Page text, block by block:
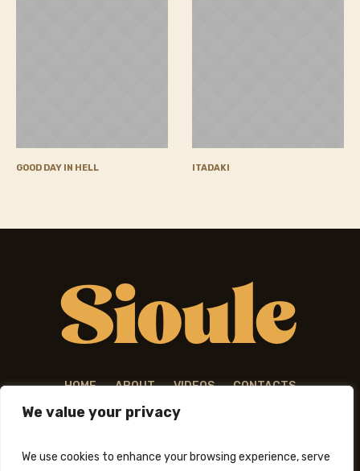
We value your privacy
We use cookies to enhance your browsing experience, serve
GOOD DAY IN HELL ITADAKI
HOME ABOUT VIDEOS CONTACTS